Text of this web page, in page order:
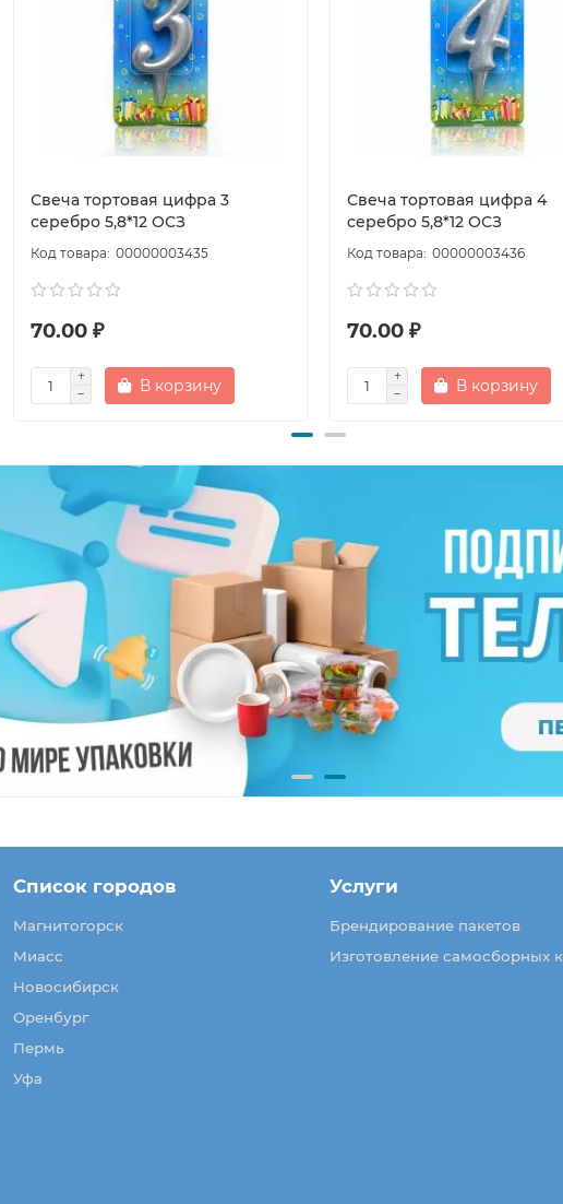
Свеча тортовая цифра 3
серебро 5,8*12 ОСЗ
00000003435
70.00 ₽
В корзину
Свеча тортовая цифра 4
серебро 5,8*12 ОСЗ
00000003436
70.00 ₽
В корзину
Список городов
Магнитогорск
Миасс
Новосибирск
Оренбург
Пермь
Уфа
Услуги
Брендирование пакетов
Изготовление самосборных